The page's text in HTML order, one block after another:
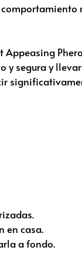
segura y
en casa.
a fondo.